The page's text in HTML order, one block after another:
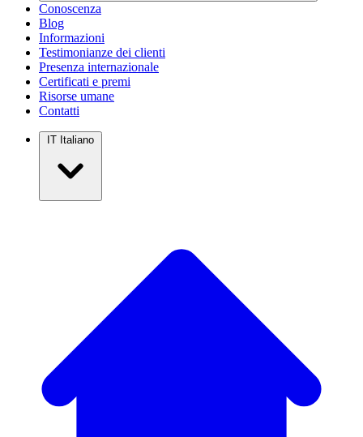
Conoscenza
Blog
Informazioni
Testimonianze dei clienti
Presenza internazionale
Certificati e premi
Risorse umane
Contatti
IT Italiano